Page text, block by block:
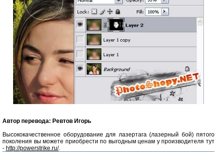
Автор перевода: Ревтов Игорь
Высококачественное оборудование для лазертага (лазерный бой) пятого
поколения вы можете приобрести по выгодным ценам у производителя тут
- http://powerstrike.ru/.